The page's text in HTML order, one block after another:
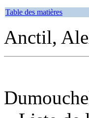
Table des matières
Anctil,